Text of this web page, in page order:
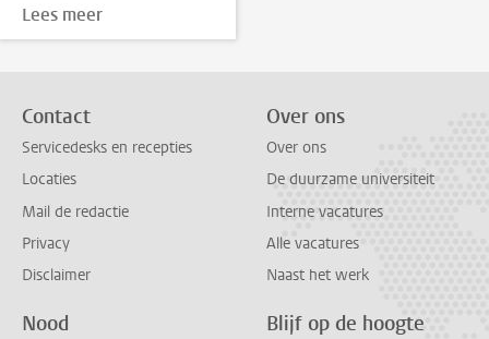
Lees meer
Contact
Servicedesks en recepties
Locaties
Mail de redactie
Privacy
Disclaimer
Over ons
Over ons
De duurzame universiteit
Interne vacatures
Alle vacatures
Naast het werk
Nood Blijf op de hoogte